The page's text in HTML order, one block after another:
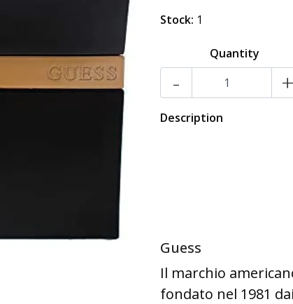
Stock: 1
Quantity
- +
Description
Guess
Il marchio
fondato nel 1981